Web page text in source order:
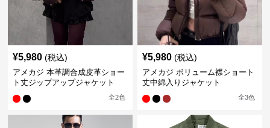
¥5,980 (税込)
アメカジ 本革調合成皮革ショー
ト丈ジップアップジャケット
全2色
¥5,980 (税込)
アメカジ ボリューム襟ショート
丈中綿入りジャケット
全3色